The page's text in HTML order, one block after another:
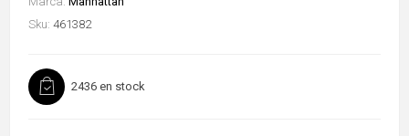
Sku: 461382
2436 en stock